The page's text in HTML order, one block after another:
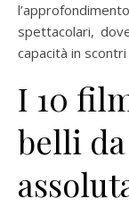
spettacolari,
capacità in
I 10
belli